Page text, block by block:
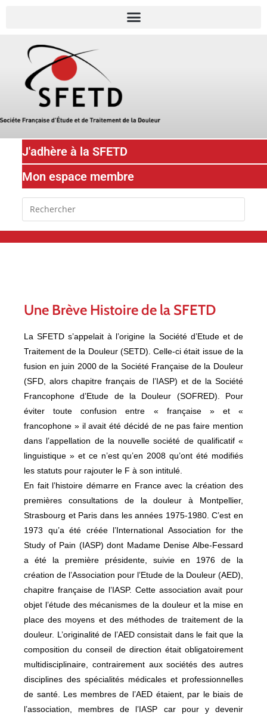
J'adhère à la SFETD
Mon espace membre
Une Brève Histoire de la SFETD
La SFETD s’appelait à l’origine la Société d’Etude et de
Traitement de la Douleur (SETD). Celle-ci était issue de la
fusion en juin 2000 de la Société Française de la Douleur
(SFD, alors chapitre français de l’IASP) et de la Société
Francophone d’Etude de la Douleur (SOFRED). Pour
éviter toute confusion entre « française » et «
francophone » il avait été décidé de ne pas faire mention
dans l’appellation de la nouvelle société de qualificatif «
linguistique » et ce n’est qu’en 2008 qu’ont été modifiés
les statuts pour rajouter le F à son intitulé.
En fait l’histoire démarre en France avec la création des
premières consultations de la douleur à Montpellier,
Strasbourg et Paris dans les années 1975-1980. C’est en
1973 qu’a été créée l’International Association for the
Study of Pain (IASP) dont Madame Denise Albe-Fessard
a été la première présidente, suivie en 1976 de la
création de l’Association pour l’Etude de la Douleur (AED),
chapitre française de l’IASP. Cette association avait pour
objet l’étude des mécanismes de la douleur et la mise en
place des moyens et des méthodes de traitement de la
douleur. L’originalité de l’AED consistait dans le fait que la
composition du conseil de direction était obligatoirement
multidisciplinaire, contrairement aux sociétés des autres
disciplines des spécialités médicales et professionnelles
de santé. Les membres de l’AED étaient, par le biais de
l’association, membres de l’IASP car pour y devenir